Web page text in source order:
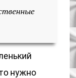
нужно